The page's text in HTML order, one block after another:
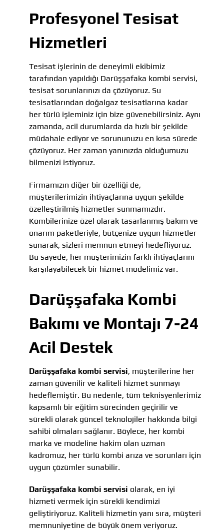
Profesyonel Tesisat
Hizmetleri
Tesisat işlerinin de deneyimli ekibimiz
tarafından yapıldığı Darüşşafaka kombi servisi,
tesisat sorunlarınızı da çözüyoruz. Su
tesisatlarından doğalgaz tesisatlarına kadar
her türlü işleminiz için bize güvenebilirsiniz. Aynı
zamanda, acil durumlarda da hızlı bir şekilde
müdahale ediyor ve sorununuzu en kısa sürede
çözüyoruz. Her zaman yanınızda olduğumuzu
bilmenizi istiyoruz.
Firmamızın diğer bir özelliği de,
müşterilerimizin ihtiyaçlarına uygun şekilde
özelleştirilmiş hizmetler sunmamızdır.
Kombilerinize özel olarak tasarlanmış bakım ve
onarım paketleriyle, bütçenize uygun hizmetler
sunarak, sizleri memnun etmeyi hedefliyoruz.
Bu sayede, her müşterimizin farklı ihtiyaçlarını
karşılayabilecek bir hizmet modelimiz var.
Darüşşafaka Kombi
Bakımı ve Montajı 7-24
Acil Destek
Darüşşafaka kombi servisi, müşterilerine her
zaman güvenilir ve kaliteli hizmet sunmayı
hedeflemiştir. Bu nedenle, tüm teknisyenlerimiz
kapsamlı bir eğitim sürecinden geçirilir ve
sürekli olarak güncel teknolojiler hakkında bilgi
sahibi olmaları sağlanır. Böylece, her kombi
marka ve modeline hakim olan uzman
kadromuz, her türlü kombi arıza ve sorunları için
uygun çözümler sunabilir.
Darüşşafaka kombi servisi olarak, en iyi
hizmeti vermek için sürekli kendimizi
geliştiriyoruz. Kaliteli hizmetin yanı sıra, müşteri
memnuniyetine de büyük önem veriyoruz.